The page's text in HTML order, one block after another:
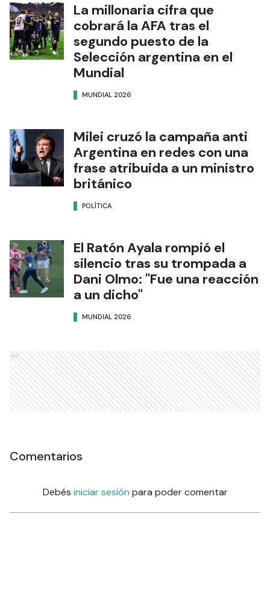
La millonaria cifra que
cobrará la AFA tras el
segundo puesto de la
Selección argentina en el
Mundial
MUNDIAL 2026
Milei cruzó la campaña anti
Argentina en redes con una
frase atribuida a un ministro
británico
POLÍTICA
El Ratón Ayala rompió el
silencio tras su trompada a
Dani Olmo: "Fue una reacción
a un dicho"
MUNDIAL 2026
Ads
Comentarios
Debés iniciar sesión para poder comentar